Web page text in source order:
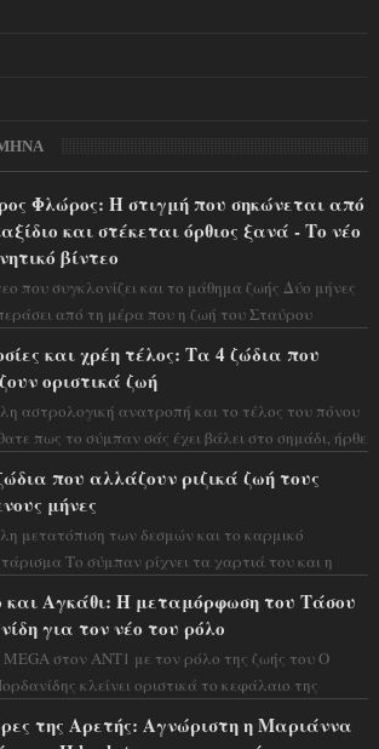
Φλώρος: Η στιγμή που σηκώνεται από
και στέκεται όρθιος ξανά - Το νέο
βίντεο
που συγκλονίζει και το μάθημα ζωής Δύο μήνες
από τη μέρα που η ζωή του Σταύρου
και χρέη τέλος: Τα 4 ζώδια που
οριστικά ζωή
αστρολογική ανατροπή και το τέλος του πόνου
πως το σύμπαν σάς έχει βάλει στο σημάδι, ήρθε
που αλλάζουν ριζικά ζωή τους
μήνες
μετατόπιση των δεσμών και το καρμικό
Το σύμπαν ρίχνει τα χαρτιά του και η
και Αγκάθι: Η μεταμόρφωση του Τάσου
για τον νέο του ρόλο
στον ΑΝΤ1 με τον ρόλο της ζωής του Ο
κλείνει οριστικά το κεφάλαιο της
της Αρετής: Αγνώριστη η Μαριάννα